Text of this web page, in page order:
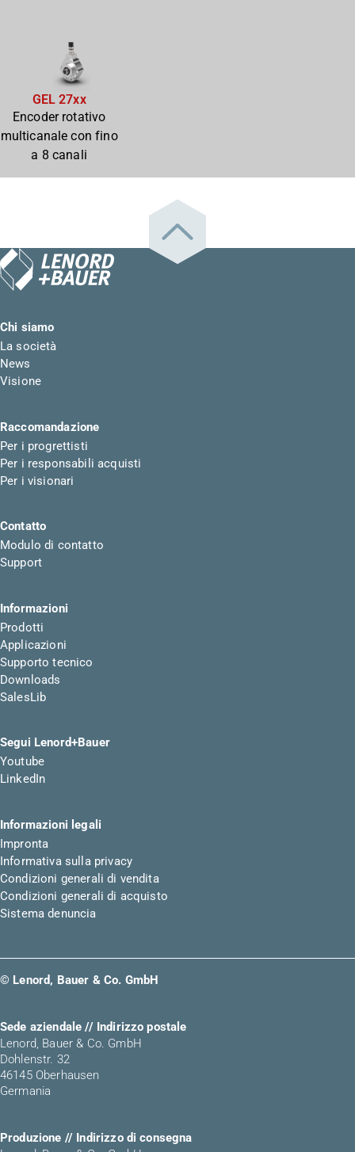
GEL 27xx
Encoder rotativo
multicanale con fino
a 8 canali
Chi siamo
La società
News
Visione
Raccomandazione
Per i progrettisti
Per i responsabili acquisti
Per i visionari
Contatto
Modulo di contatto
Support
Informazioni
Prodotti
Applicazioni
Supporto tecnico
Downloads
SalesLib
Segui Lenord+Bauer
Youtube
LinkedIn
Informazioni legali
Impronta
Informativa sulla privacy
Condizioni generali di vendita
Condizioni generali di acquisto
Sistema denuncia
© Lenord, Bauer & Co. GmbH
Sede aziendale // Indirizzo postale
Lenord, Bauer & Co. GmbH
Dohlenstr. 32
46145 Oberhausen
Germania
Produzione // Indirizzo di consegna